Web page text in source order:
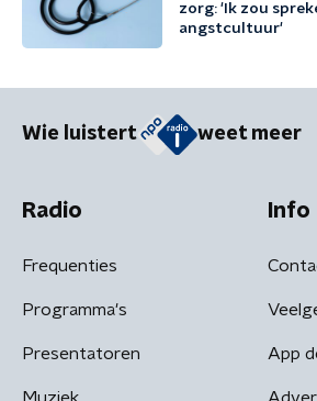
zorg: 'Ik zou
angstcultuur'
Wie luistert weet meer
Radio
Frequenties
Programma's
Presentatoren
Muziek
Info
App